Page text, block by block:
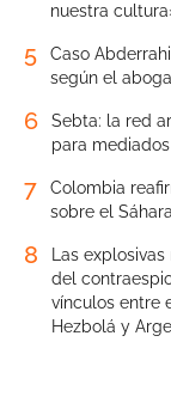
nuestra
5
Caso
según el
6
Sebta: la red
para
7
Colombia
sobre el
8
Las
del
vínculos entre
Hezbolá y